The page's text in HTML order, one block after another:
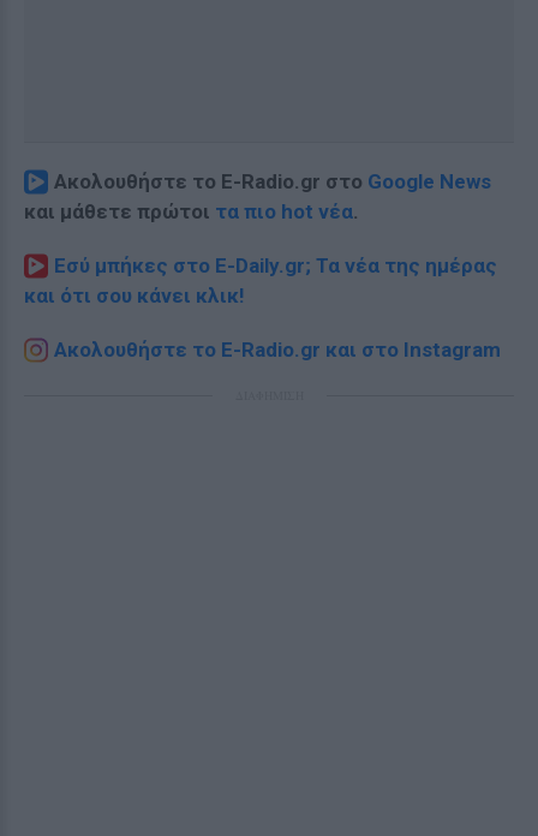
Ακολουθήστε το E-Radio.gr στο Google News
και μάθετε πρώτοι τα πιο hot νέα.
Εσύ μπήκες στο E-Daily.gr; Τα νέα της ημέρας
και ότι σου κάνει κλικ!
Ακολουθήστε το E-Radio.gr και στο Instagram